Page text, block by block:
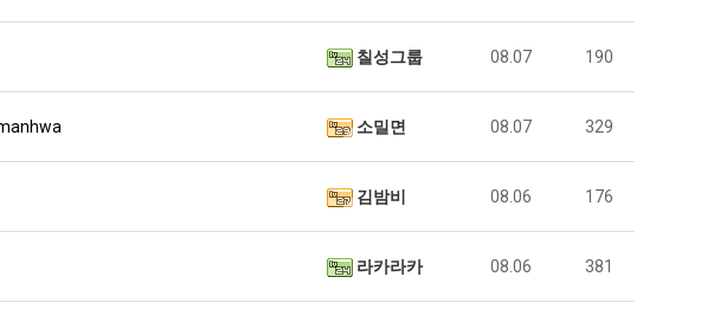
칠성그룹 08.07 190
소밀면 08.07 329
김밤비 08.06 176
라카라카 08.06 381